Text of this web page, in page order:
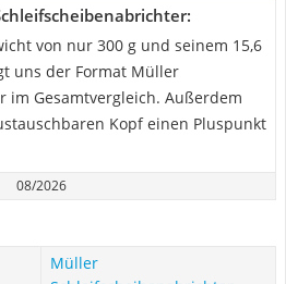
von nur 300 g und seinem 15,6
uns der Format Müller
im Gesamtvergleich. Außerdem
Kopf einen Pluspunkt
08/2026
Müller